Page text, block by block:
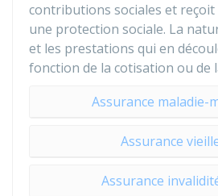
contributions sociales et
une protection sociale. La
et les prestations qui en
fonction de la cotisation ou de
Assurance maladie-
Assurance
Assurance